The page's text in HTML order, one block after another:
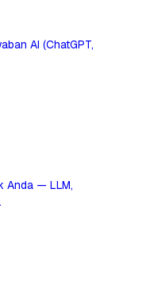
AI (ChatGPT,
Anda — LLM,